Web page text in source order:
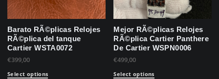
Barato RÃ©plicas Relojes
RÃ©plica del tanque
Cartier WSTA0072
€399,00
Select options
Mejor RÃ©plicas Relojes
RÃ©plica Cartier Panthere
De Cartier WSPN0006
€499,00
Select options